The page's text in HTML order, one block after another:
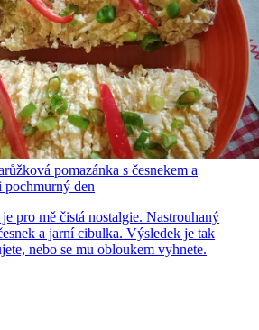
pomazánka s česnekem a
den
pro mě čistá nostalgie. Nastrouhaný
a jarní cibulka. Výsledek je tak
nebo se mu obloukem vyhnete.